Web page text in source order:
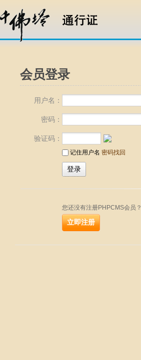
会员登录
用户名：
密码：
验证码：
记住用户名 密码找回
您还没有注册PHPCMS会员？